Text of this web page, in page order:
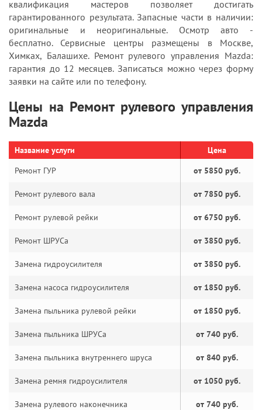
квалификация мастеров позволяет достигать
гарантированного результата. Запасные части в наличии:
оригинальные и неоригинальные. Осмотр авто -
бесплатно. Сервисные центры размещены в Москве,
Химках, Балашихе. Ремонт рулевого управления Mazda:
гарантия до 12 месяцев. Записаться можно через форму
заявки на сайте или по телефону.
Цены на Ремонт рулевого управления
Mazda
Название услуги
Цена
Ремонт ГУР
от 5850 руб.
Ремонт рулевого вала от 7850 руб.
Ремонт рулевой рейки от 6750 руб.
Ремонт ШРУСа от 3850 руб.
Замена гидроусилителя от 3850 руб.
Замена насоса гидроусилителя от 1850 руб.
Замена пыльника рулевой рейки от 1850 руб.
Замена пыльника ШРУСа от 740 руб.
Замена пыльника внутреннего шруса от 840 руб.
Замена ремня гидроусилителя от 1050 руб.
Замена рулевого наконечника от 740 руб.